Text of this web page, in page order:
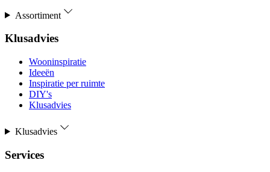
Assortiment
Klusadvies
Wooninspiratie
Ideeën
Inspiratie per ruimte
DIY's
Klusadvies
Klusadvies
Services